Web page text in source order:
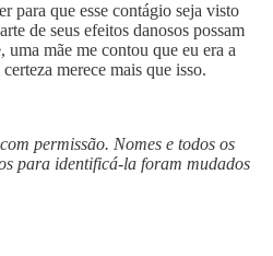
para que esse contágio seja visto
de seus efeitos danosos possam
uma mãe me contou que eu era a
merece mais que isso.
permissão. Nomes e todos os
para identificá-la foram mudados